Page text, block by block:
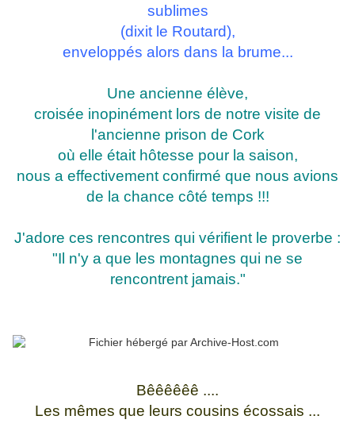
sublimes
(dixit le Routard),
enveloppés alors dans la brume...
Une ancienne élève,
croisée inopinément lors de notre visite de
l'ancienne prison de Cork
où elle était hôtesse pour la saison,
nous a effectivement confirmé que nous avions
de la chance côté temps !!!
J'adore ces rencontres qui vérifient le proverbe :
"Il n'y a que les montagnes qui ne se
rencontrent jamais."
Bêêêêêê ....
Les mêmes que leurs cousins écossais ...